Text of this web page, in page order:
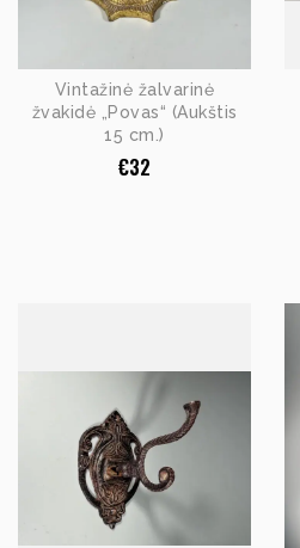
Vintažinė žalvarinė
žvakidė „Povas“ (Aukštis
15 cm.)
€32